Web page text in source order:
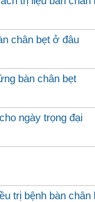
chân bẹt ở đâu
bàn chân bẹt
ngày trọng đại
trị bệnh bàn chân